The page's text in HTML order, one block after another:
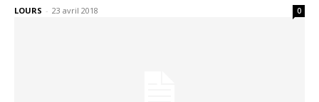
LOURS - 23 avril 2018 0